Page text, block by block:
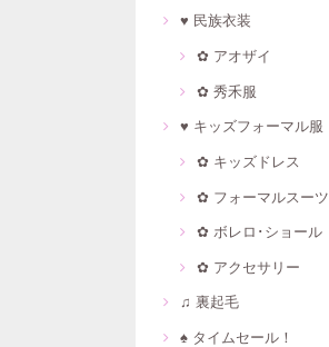
♥ 民族衣装
✿ アオザイ
✿ 秀禾服
♥ キッズフォーマル服
✿ キッズドレス
✿ フォーマルスーツ
✿ ボレロ･ショール
✿ アクセサリー
♫ 裏起毛
♠ タイムセール！